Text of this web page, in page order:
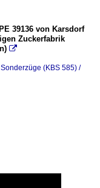
39136 von Karsdorf
Zuckerfabrik

(KBS 585) /